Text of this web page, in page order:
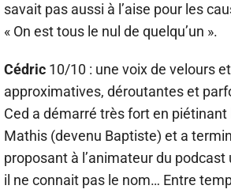
savait pas aussi à l’aise pour les
« On est tous le nul de quelqu’un ».
Cédric 10/10 : une voix de velours
approximatives, déroutantes et
Ced a démarré très fort en piétinant
Mathis (devenu Baptiste) et a
proposant à l’animateur du
il ne connait pas le nom… Entre